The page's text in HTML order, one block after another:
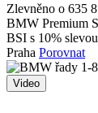
Zlevněno o 635
BMW Premium
BSI s 10% slevou
Praha Porovnat
Video